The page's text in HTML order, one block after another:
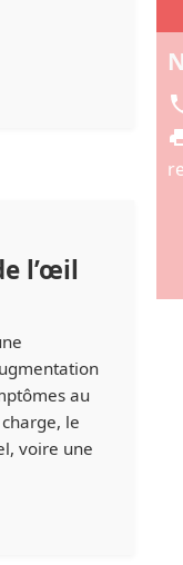
l’œil
au
le
voire une